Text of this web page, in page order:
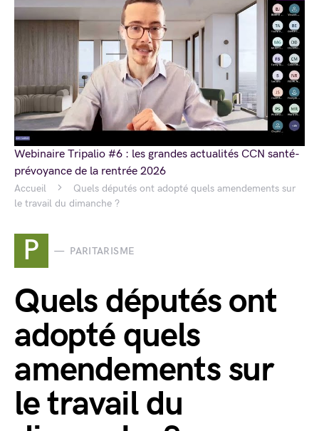
Accueil
Quels députés ont adopté quels amendements sur
le travail du dimanche ?
P PARITARISME
Quels députés ont
adopté quels
amendements sur
le travail du
Webinaire Tripalio #6 : les grandes actualités CCN santé-
prévoyance de la rentrée 2026